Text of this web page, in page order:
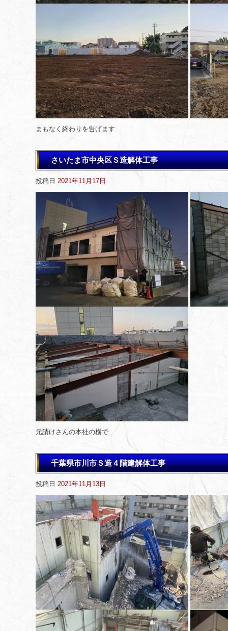
まもなく終わりを告げます
さいたま市中央区Ｓ造解体工事
投稿日 2021年11月17日
元請けさんの本社の横で
千葉県市川市Ｓ造４階建解体工事
投稿日 2021年11月13日